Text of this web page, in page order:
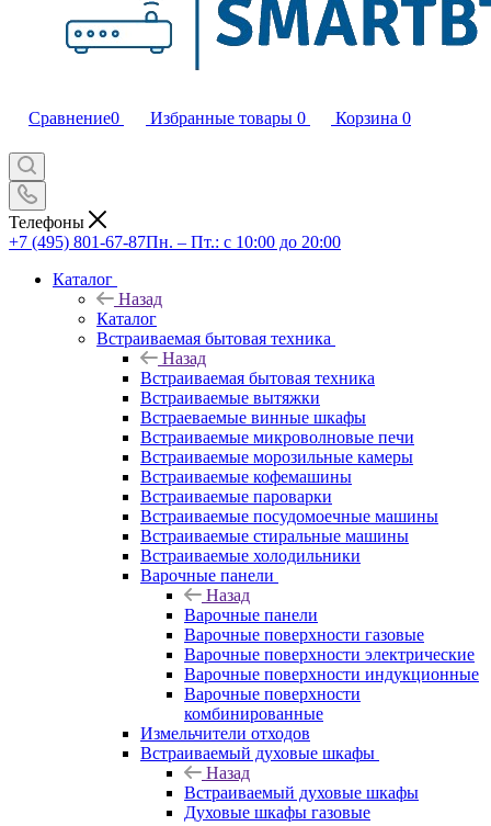
Сравнение0 Избранные товары 0 Корзина 0
Телефоны
+7 (495) 801-67-87Пн. – Пт.: с 10:00 до 20:00
Каталог
Назад
Каталог
Встраиваемая бытовая техника
Назад
Встраиваемая бытовая техника
Встраиваемые вытяжки
Встраеваемые винные шкафы
Встраиваемые микроволновые печи
Встраиваемые морозильные камеры
Встраиваемые кофемашины
Встраиваемые пароварки
Встраиваемые посудомоечные машины
Встраиваемые стиральные машины
Встраиваемые холодильники
Варочные панели
Назад
Варочные панели
Варочные поверхности газовые
Варочные поверхности электрические
Варочные поверхности индукционные
Варочные поверхности
комбинированные
Измельчители отходов
Встраиваемый духовые шкафы
Назад
Встраиваемый духовые шкафы
Духовые шкафы газовые